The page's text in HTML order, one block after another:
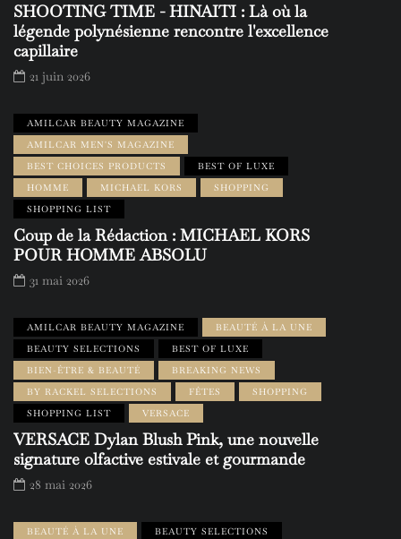
SHOOTING TIME - HINAITI : Là où la
légende polynésienne rencontre l'excellence
capillaire
21 juin 2026
AMILCAR BEAUTY MAGAZINE
AMILCAR MEN'S MAGAZINE
BEST CHOICES PRODUCTS
BEST OF LUXE
HOMME
MICHAEL KORS
SHOPPING
SHOPPING LIST
Coup de la Rédaction : MICHAEL KORS
POUR HOMME ABSOLU
31 mai 2026
AMILCAR BEAUTY MAGAZINE
BEAUTÉ À LA UNE
BEAUTY SELECTIONS
BEST OF LUXE
BIEN-ÊTRE & BEAUTÉ
BREAKING NEWS
BY RACKEL SELECTIONS
FÊTES
SHOPPING
SHOPPING LIST
VERSACE
VERSACE Dylan Blush Pink, une nouvelle
signature olfactive estivale et gourmande
28 mai 2026
BEAUTÉ À LA UNE
BEAUTY SELECTIONS